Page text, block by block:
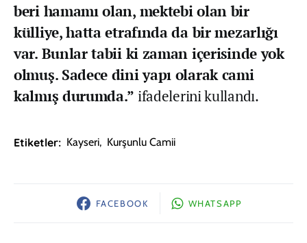
beri hamamı olan, mektebi olan bir
külliye, hatta etrafında da bir mezarlığı
var. Bunlar tabii ki zaman içerisinde yok
olmuş. Sadece dini yapı olarak cami
kalmış durumda.” ifadelerini kullandı.
Etiketler: Kayseri, Kurşunlu Camii
FACEBOOK WHATSAPP